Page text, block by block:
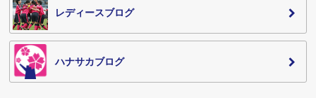
レディースブログ
ハナサカブログ